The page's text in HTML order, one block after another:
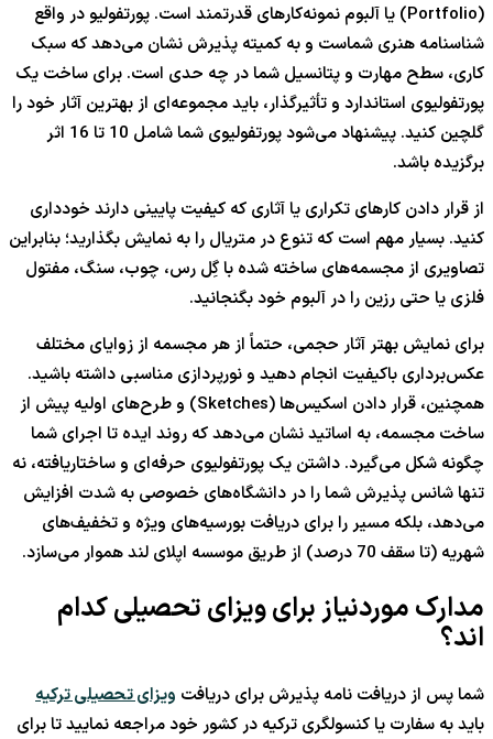
(Portfolio) یا آلبوم نمونه‌کارهای قدرتمند است. پورتفولیو در واقع
شناسنامه هنری شماست و به کمیته پذیرش نشان می‌دهد که سبک
کاری، سطح مهارت و پتانسیل شما در چه حدی است. برای ساخت یک
پورتفولیوی استاندارد و تأثیرگذار، باید مجموعه‌ای از بهترین آثار خود را
گلچین کنید. پیشنهاد می‌شود پورتفولیوی شما شامل 10 تا 16 اثر
برگزیده باشد.
از قرار دادن کارهای تکراری یا آثاری که کیفیت پایینی دارند خودداری
کنید. بسیار مهم است که تنوع در متریال را به نمایش بگذارید؛ بنابراین
تصاویری از مجسمه‌های ساخته شده با گِل رس، چوب، سنگ، مفتول
فلزی یا حتی رزین را در آلبوم خود بگنجانید.
برای نمایش بهتر آثار حجمی، حتماً از هر مجسمه از زوایای مختلف
عکس‌برداری باکیفیت انجام دهید و نورپردازی مناسبی داشته باشید.
همچنین، قرار دادن اسکیس‌ها (Sketches) و طرح‌های اولیه پیش از
ساخت مجسمه، به اساتید نشان می‌دهد که روند ایده تا اجرای شما
چگونه شکل می‌گیرد. داشتن یک پورتفولیوی حرفه‌ای و ساختاریافته، نه
تنها شانس پذیرش شما را در دانشگاه‌های خصوصی به شدت افزایش
می‌دهد، بلکه مسیر را برای دریافت بورسیه‌های ویژه و تخفیف‌های
شهریه (تا سقف 70 درصد) از طریق موسسه اپلای لند هموار می‌سازد.
مدارک موردنیاز برای ویزای تحصیلی کدام
اند؟
شما پس از دریافت نامه پذیرش برای دریافت ویزای تحصیلی ترکیه
باید به سفارت یا کنسولگری ترکیه در کشور خود مراجعه نمایید تا برای